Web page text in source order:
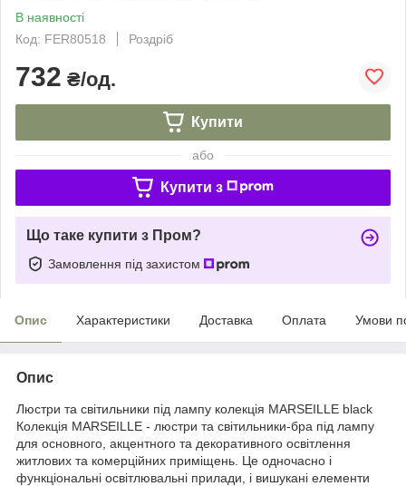
В наявності
Код: FER80518
Роздріб
732 ₴/од.
Купити
або
Купити з
Що таке купити з Пром?
Замовлення під захистом
Опис Характеристики Доставка Оплата Умови
Опис
Люстри та світильники під лампу колекція MARSEILLE black
Колекція MARSEILLE - люстри та світильники-бра під лампу
для основного, акцентного та декоративного освітлення
житлових та комерційних приміщень. Це одночасно і
функціональні освітлювальні прилади, і вишукані елементи